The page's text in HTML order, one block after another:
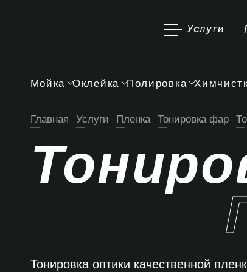
Услуги
Мойка Оклейка Полировка
Главная Услуги Пленка Тонировка фар
Тонировка оптики качественной